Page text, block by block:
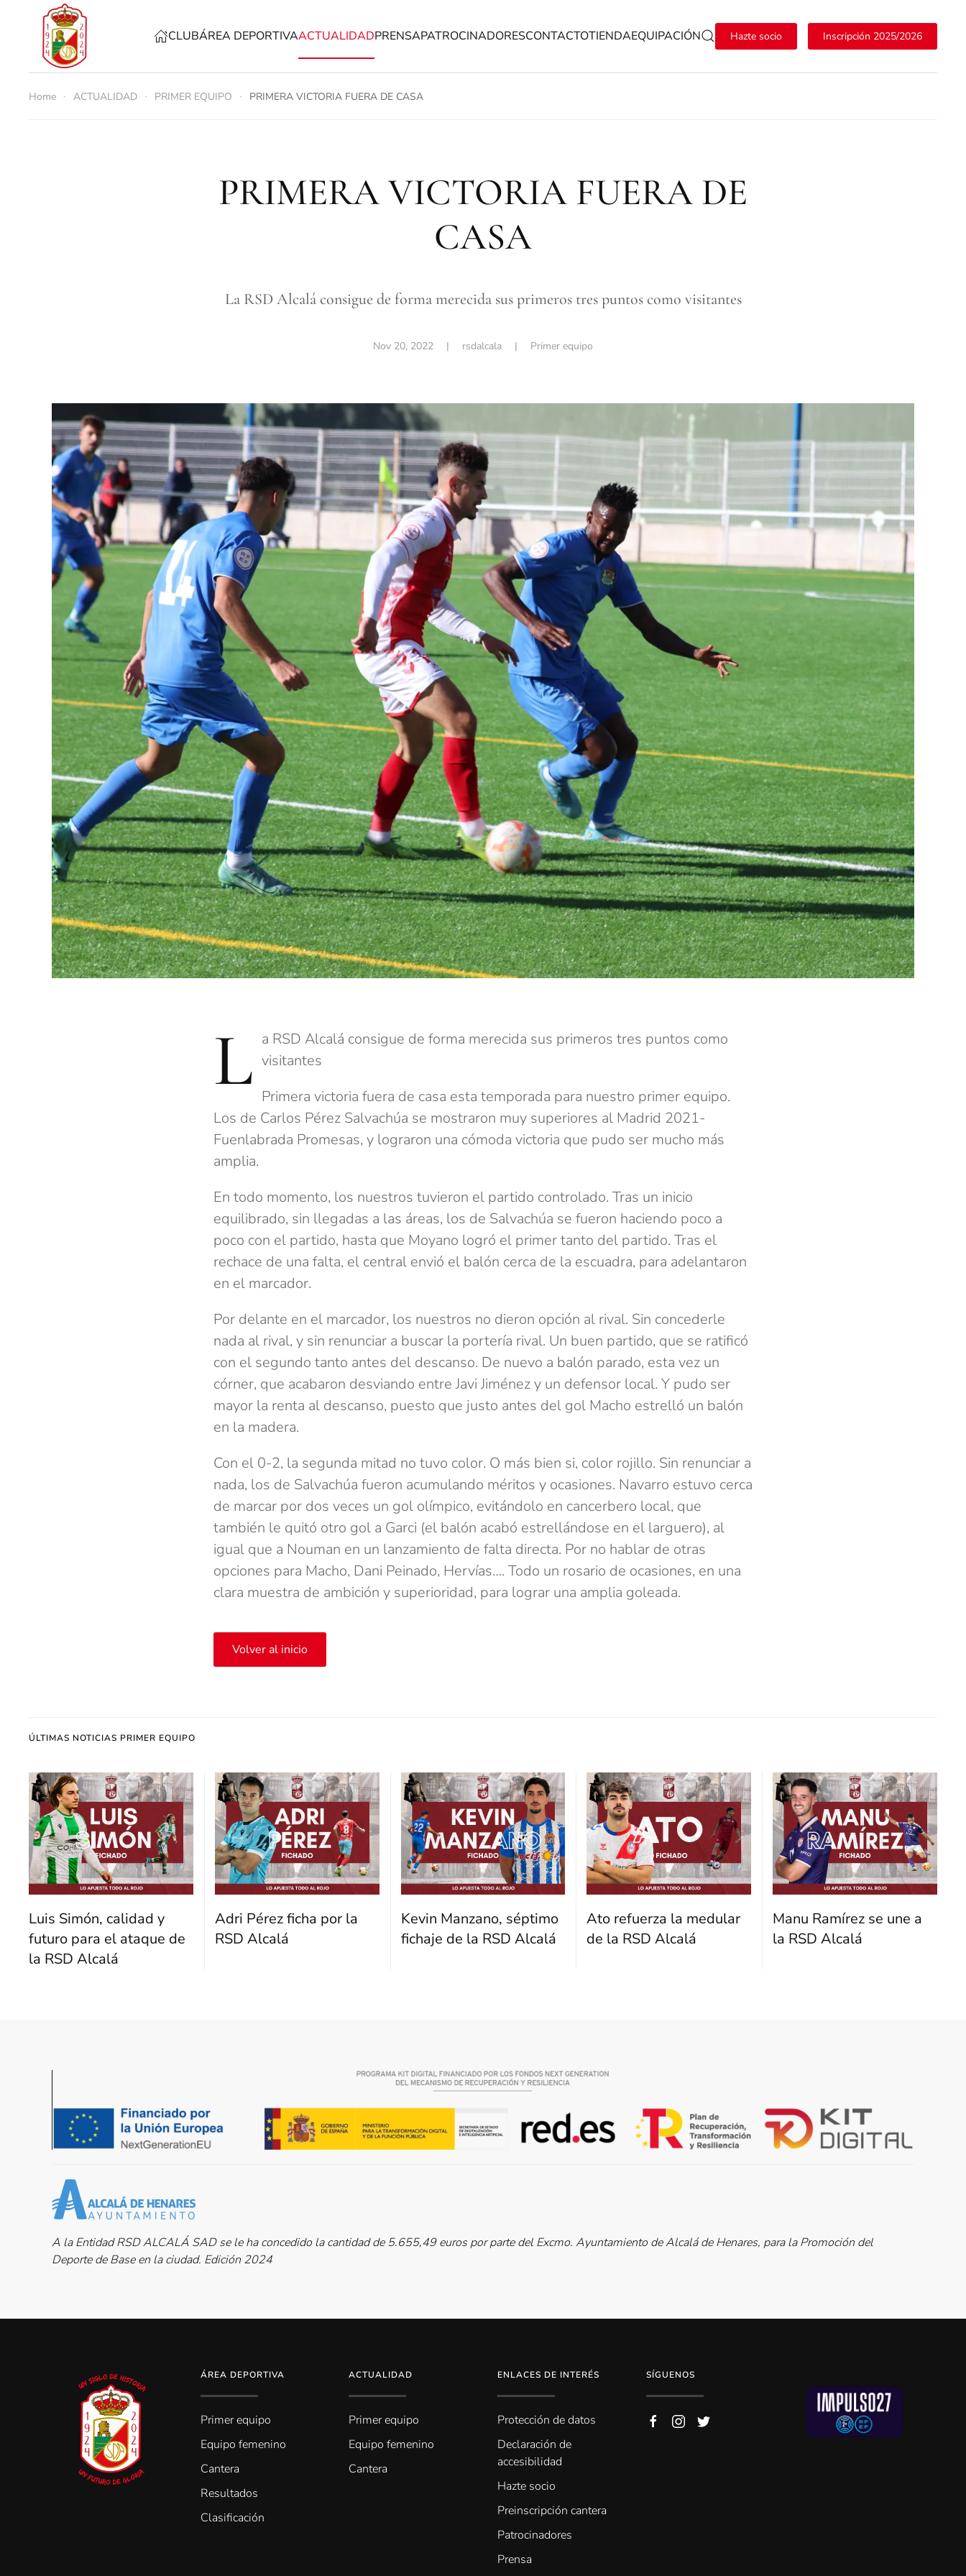
Skip to main content CLUBÁREA DEPORTIVAACTUALIDADPRENSAPATROCINADORESCONTACTOTIENDAEQUIPACIÓN Hazte socio Inscripción 2025/2026
Home ACTUALIDAD PRIMER EQUIPO PRIMERA VICTORIA FUERA DE CASA
PRIMERA VICTORIA FUERA DE
CASA
La RSD Alcalá consigue de forma merecida sus primeros tres puntos como visitantes
Nov 20, 2022 | rsdalcala | Primer equipo
L a RSD Alcalá consigue de forma merecida sus primeros tres puntos como
visitantes
Primera victoria fuera de casa esta temporada para nuestro primer equipo.
Los de Carlos Pérez Salvachúa se mostraron muy superiores al Madrid 2021-
Fuenlabrada Promesas, y lograron una cómoda victoria que pudo ser mucho más
amplia.
En todo momento, los nuestros tuvieron el partido controlado. Tras un inicio
equilibrado, sin llegadas a las áreas, los de Salvachúa se fueron haciendo poco a
poco con el partido, hasta que Moyano logró el primer tanto del partido. Tras el
rechace de una falta, el central envió el balón cerca de la escuadra, para adelantaron
en el marcador.
Por delante en el marcador, los nuestros no dieron opción al rival. Sin concederle
nada al rival, y sin renunciar a buscar la portería rival. Un buen partido, que se ratificó
con el segundo tanto antes del descanso. De nuevo a balón parado, esta vez un
córner, que acabaron desviando entre Javi Jiménez y un defensor local. Y pudo ser
mayor la renta al descanso, puesto que justo antes del gol Macho estrelló un balón
en la madera.
Con el 0-2, la segunda mitad no tuvo color. O más bien si, color rojillo. Sin renunciar a
nada, los de Salvachúa fueron acumulando méritos y ocasiones. Navarro estuvo cerca
de marcar por dos veces un gol olímpico, evitándolo en cancerbero local, que
también le quitó otro gol a Garci (el balón acabó estrellándose en el larguero), al
igual que a Nouman en un lanzamiento de falta directa. Por no hablar de otras
opciones para Macho, Dani Peinado, Hervías…. Todo un rosario de ocasiones, en una
clara muestra de ambición y superioridad, para lograr una amplia goleada.
Volver al inicio
ÚLTIMAS NOTICIAS PRIMER EQUIPO
Luis Simón, calidad y
futuro para el ataque de
la RSD Alcalá
Adri Pérez ficha por la
RSD Alcalá
Kevin Manzano, séptimo
fichaje de la RSD Alcalá
Ato refuerza la medular
de la RSD Alcalá
Manu Ramírez se une a
la RSD Alcalá
A la Entidad RSD ALCALÁ SAD se le ha concedido la cantidad de 5.655,49 euros por parte del Excmo. Ayuntamiento de Alcalá de Henares, para la Promoción del
Deporte de Base en la ciudad. Edición 2024
ÁREA DEPORTIVA
Primer equipo
Equipo femenino
Cantera
Resultados
Clasificación
ACTUALIDAD
Primer equipo
Equipo femenino
Cantera
ENLACES DE INTERÉS
Protección de datos
Declaración de
accesibilidad
Hazte socio
Preinscripción cantera
Patrocinadores
Prensa
SÍGUENOS